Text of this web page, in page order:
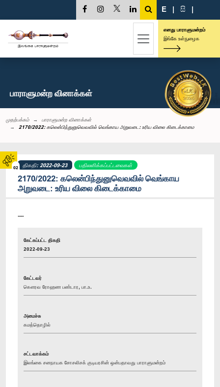
02
E | සි |
எனது பாராளுமன்றம்
இங்கே உள்நுழைக
பாராளுமன்ற வினாக்கள்
முதற்பக்கம்
பாராளுமன்ற வினாக்கள்
2170/2022: கலென்பிந்துனுவெவவில் வெங்காய அறுவடை: உரிய விலை கிடைக்காமை
திகதி: 2022-09-23 பதிலளிக்கப்பட்டவைகள்
2170/2022: கலென்பிந்துனுவெவவில் வெங்காய
அறுவடை: உரிய விலை கிடைக்காமை
----
கேட்கப்பட்ட திகதி
2022-09-23
கேட்டவர்
கௌரவ ரோஹண பண்டார, பா.உ.
அமைச்சு
கமத்தொழில்
சட்டவாக்கம்
இலங்கை சனநாயக சோசலிசக் குடியரசின் ஒன்பதாவது பாராளுமன்றம்